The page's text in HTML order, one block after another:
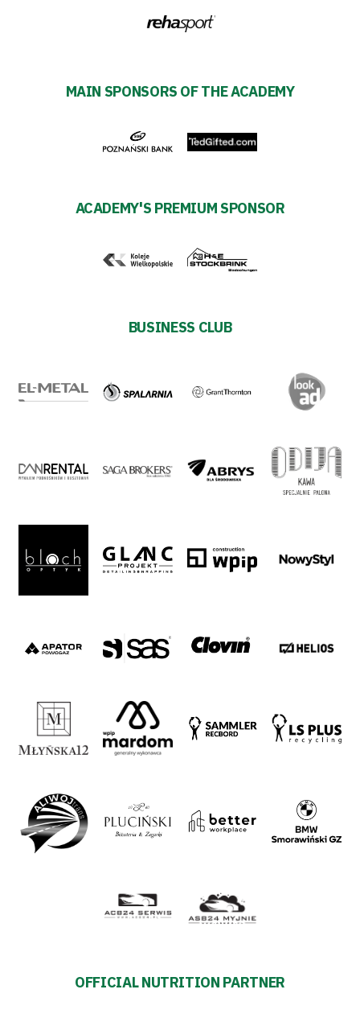
MAIN SPONSORS OF THE ACADEMY
ACADEMY'S PREMIUM SPONSOR
BUSINESS CLUB
OFFICIAL NUTRITION PARTNER